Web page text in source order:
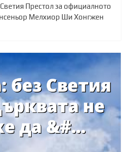
Престол за официалното
Мелхиор Ши Хонгжен